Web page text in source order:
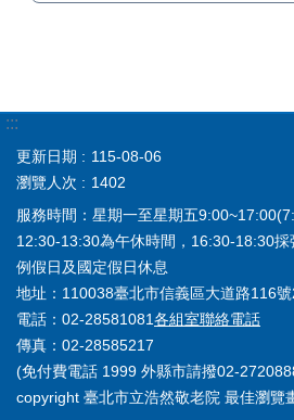
:::
更新日期
115-08-06
瀏覽人次
1402
服務時間：星期一至星期五
12:30-13:30為午休時間，16:30-18:30採
例假日及國定假日休息
地址：110038臺北市信義區大道路116
電話：02-28581081各組室聯絡電話
傳真：02-28585217
(免付費電話 1999 外縣市請撥02-
copyright 臺北市立浩然敬老院 最佳瀏覽